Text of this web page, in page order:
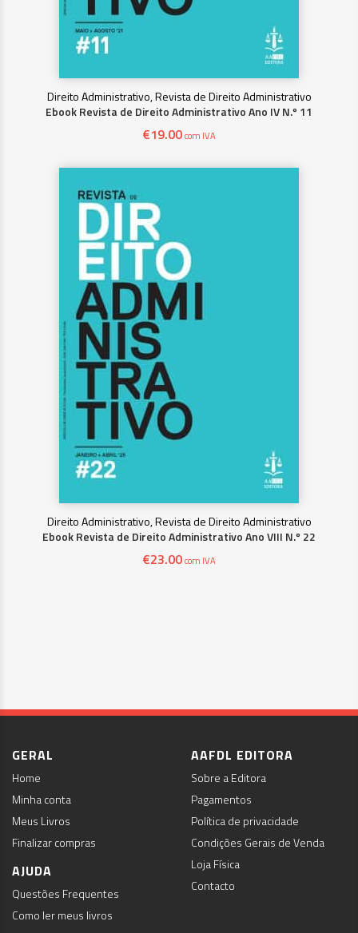
Direito Administrativo, Revista de Direito Administrativo
Ebook Revista de Direito Administrativo Ano IV N.º 11
€19.00com IVA
Direito Administrativo, Revista de Direito Administrativo
Ebook Revista de Direito Administrativo Ano VIII N.º 22
€23.00com IVA
GERAL
Home
Minha conta
Meus Livros
Finalizar compras
AJUDA
Questões Frequentes
Como ler meus livros
AAFDL EDITORA
Sobre a Editora
Pagamentos
Política de privacidade
Condições Gerais de Venda
Loja Física
Contacto